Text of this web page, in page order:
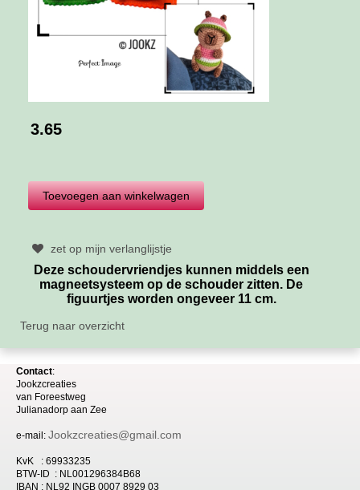
3.65
zet op mijn verlanglijstje
Deze schoudervriendjes kunnen middels een
magneetsysteem op de schouder zitten. De
figuurtjes worden ongeveer 11 cm.
Terug naar overzicht
Contact:
Jookzcreaties
van Foreestweg
Julianadorp aan Zee
e-mail: Jookzcreaties@gmail.com
KvK : 69933235
BTW-ID : NL001296384B68
IBAN : NL92 INGB 0007 8929 03